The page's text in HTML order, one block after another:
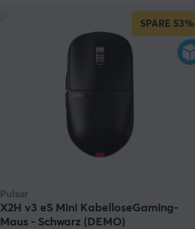
SPARE 53%
Pulsar
X2H v3 eS Mini KabelloseGaming-
Maus - Schwarz (DEMO)